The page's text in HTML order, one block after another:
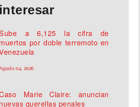
a 6,125 la cifra de
muertos por doble terremoto en
04, 2026
Marie Claire: anuncian
nuevas querellas penales